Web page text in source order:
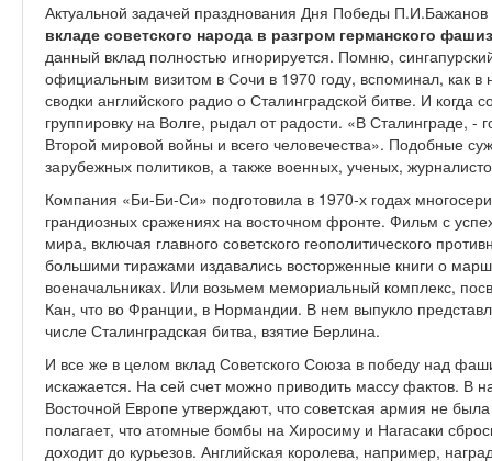
Актуальной задачей празднования Дня Победы
вкладе советского народа в разгром германского
данный вклад полностью игнорируется. Помню,
официальным визитом в Сочи в 1970 году, вспоминал, как
сводки английского радио о Сталинградской битве. И когда
группировку на Волге, рыдал от радости. «В Сталинграде,
Второй мировой войны и всего человечества». Подобные
зарубежных политиков, а также военных, ученых,
Компания «Би-Би-Си» подготовила в 1970-х годах
грандиозных сражениях на восточном фронте. Фильм с
мира, включая главного советского геополитического
большими тиражами издавались восторженные книги о
военачальниках. Или возьмем мемориальный комплекс,
Кан, что во Франции, в Нормандии. В нем выпукло
числе Сталинградская битва, взятие Берлина.
И все же в целом вклад Советского Союза в победу над
искажается. На сей счет можно приводить массу фактов. В
Восточной Европе утверждают, что советская армия не
полагает, что атомные бомбы на Хиросиму и Нагасаки
доходит до курьезов. Английская королева, например,